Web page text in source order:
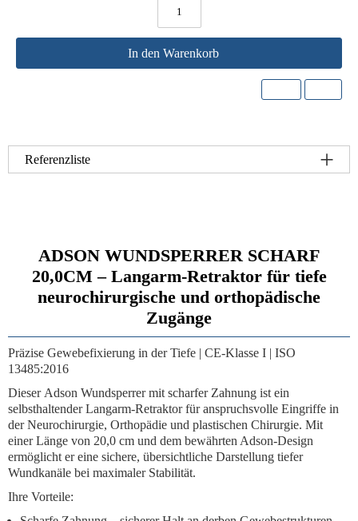
In den Warenkorb
Referenzliste
ADSON WUNDSPERRER SCHARF
20,0CM – Langarm-Retraktor für tiefe
neurochirurgische und orthopädische
Zugänge
Präzise Gewebefixierung in der Tiefe | CE-Klasse I | ISO
13485:2016
Dieser Adson Wundsperrer mit scharfer Zahnung ist ein
selbsthaltender Langarm-Retraktor für anspruchsvolle Eingriffe in
der Neurochirurgie, Orthopädie und plastischen Chirurgie. Mit
einer Länge von 20,0 cm und dem bewährten Adson-Design
ermöglicht er eine sichere, übersichtliche Darstellung tiefer
Wundkanäle bei maximaler Stabilität.
Ihre Vorteile: